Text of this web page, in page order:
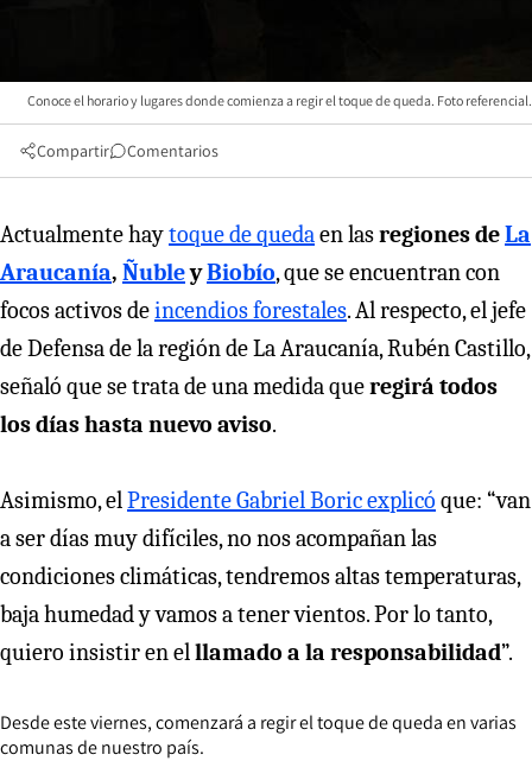
Conoce el horario y lugares donde comienza a regir el toque de queda. Foto referencial.
Compartir Comentarios
Actualmente haytoque de quedaen lasregiones deLa
Araucanía, ÑubleyBiobío, que se encuentran con
focos activos deincendios forestales. Al respecto, el jefe
de Defensa de la región de La Araucanía, Rubén Castillo,
señaló que se trata de una medida queregirá todos
los días hasta nuevo aviso.
Asimismo, elPresidente Gabriel Boric explicó que: “van
a ser días muy difíciles, no nos acompañan las
condiciones climáticas, tendremos altas temperaturas,
baja humedad y vamos a tener vientos. Por lo tanto,
quiero insistir en elllamado a la responsabilidad”.
Desde este viernes, comenzará a regir el toque de queda en varias
comunas de nuestro país.